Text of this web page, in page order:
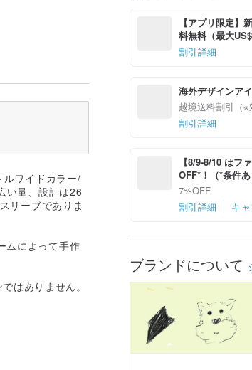
【アプリ限定】
料無料（最大US$
割引詳細
海外デザインア
越境送料割引（※
割引詳細
【8/9-8/10 はフ
OFF*！（*条件あ
7%OFF
割引詳細
キ
ブランドについて
ワイドカラー/
い量、設計は26
リーブでありま
ムによって手作
はありません。